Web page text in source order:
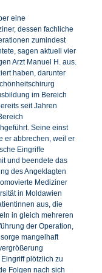
eine
dessen fachliche
zumindest
sagen aktuell vier
Arzt Manuel H. aus.
haben, darunter
im Bereich
seit Jahren
Seine einst
er abbrechen, weil er
Eingriffe
und beendete das
des Angeklagten
Mediziner
in Moldawien
aus, die
in gleich mehreren
der Operation,
mangelhaft
plötzlich zu
Folgen nach sich